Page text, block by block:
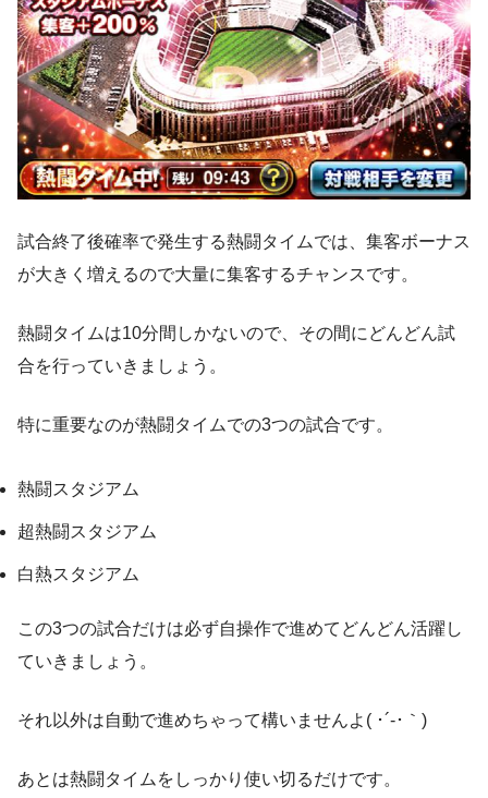
試合終了後確率で発生する熱闘タイムでは、集客ボーナス
が大きく増えるので大量に集客するチャンスです。
熱闘タイムは10分間しかないので、その間にどんどん試
合を行っていきましょう。
特に重要なのが熱闘タイムでの3つの試合です。
熱闘スタジアム
超熱闘スタジアム
白熱スタジアム
この3つの試合だけは必ず自操作で進めてどんどん活躍し
ていきましょう。
それ以外は自動で進めちゃって構いませんよ( ･´-･｀)
あとは熱闘タイムをしっかり使い切るだけです。